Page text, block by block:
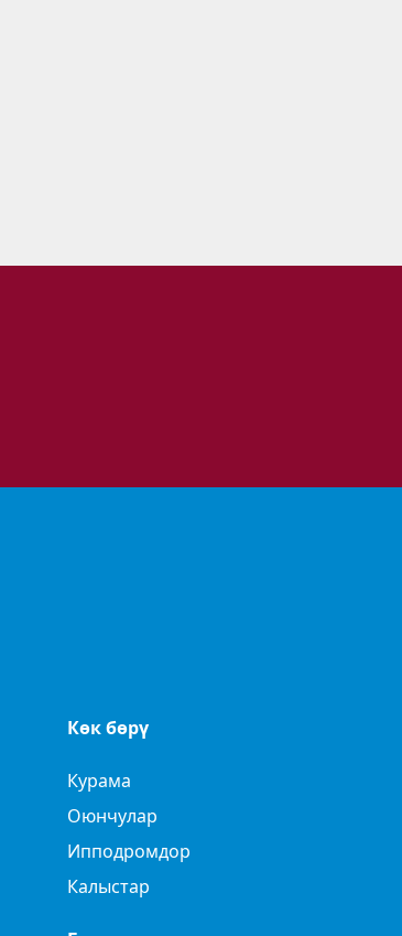
Көк бөрү
Курама
Оюнчулар
Ипподромдор
Калыстар